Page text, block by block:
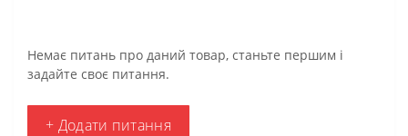
Немає питань про даний товар, станьте першим і
задайте своє питання.
+ Додати питання